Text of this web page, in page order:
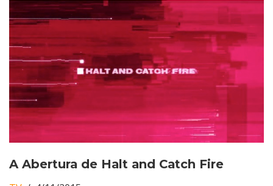
A Abertura de Halt and Catch Fire